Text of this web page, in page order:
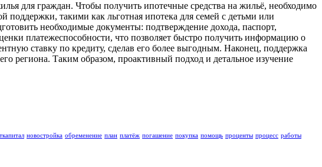
для граждан. Чтобы получить ипотечные средства на жильё, необходимо
поддержки, такими как льготная ипотека для семей с детьми или
необходимые документы: подтверждение дохода, паспорт,
платежеспособности, что позволяет быстро получить информацию о
ставку по кредиту, сделав его более выгодным. Наконец, поддержка
региона. Таким образом, проактивный подход и детальное изучение
новостройка обременение план платёж погашение покупка помощь проценты процесс работы